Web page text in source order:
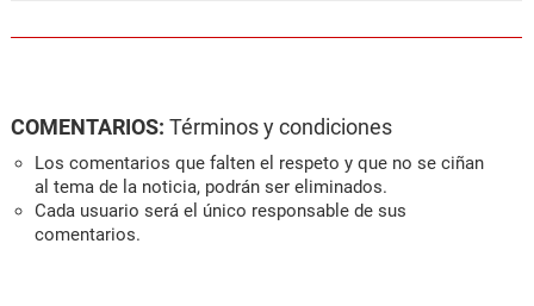
COMENTARIOS: Términos y condiciones
Los comentarios que falten el respeto y que no se ciñan
al tema de la noticia, podrán ser eliminados.
Cada usuario será el único responsable de sus
comentarios.